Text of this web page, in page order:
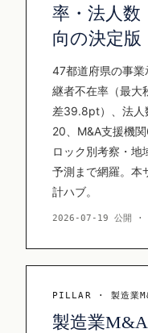
率・法人数
向の決定版
47都道府県の事業
継者不在率（最大
差39.8pt）、法人
20、M&A支援機
ロック別考察・地
予測まで網羅。本
計ハブ。
2026-07-19 公開 ·
PILLAR · 製造業
製造業